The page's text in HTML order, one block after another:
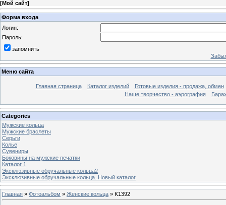
[Мой сайт]
Форма входа
Логин:
Пароль:
запомнить
Меню сайта
Главная страница Каталог изделий
Готовые изделия - продажа, обмен
Наше творчество - аэрография
Categories
Мужские кольца
Мужские браслеты
Серьги
Колье
Сувениры
Боковины на мужские печатки
Каталог 1
Эксклюзивные обручальные кольца2
Эксклюзивные обручальные кольца. Новый каталог
Главная » Фотоальбом » Женские кольца » K1392